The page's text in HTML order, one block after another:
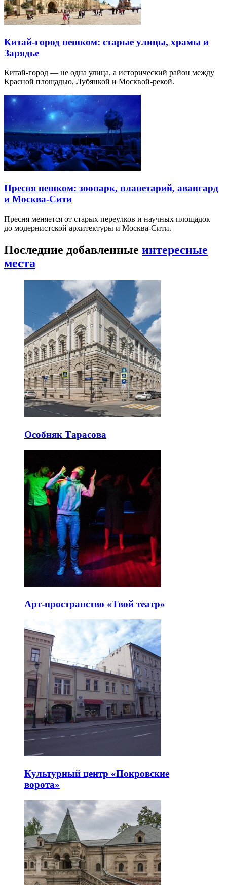
Китай-город пешком: старые улицы, храмы и
Зарядье
Китай-город — не одна улица, а исторический район между
Красной площадью, Лубянкой и Москвой-рекой.
Пресня пешком: зоопарк, планетарий, авангард
и Москва-Сити
Пресня меняется от старых переулков и научных площадок
до модернистской архитектуры и Москва-Сити.
Последние добавленные интересные
места
Особняк Тарасова
Арт-пространство «Твой театр»
Культурный центр «Покровские
ворота»